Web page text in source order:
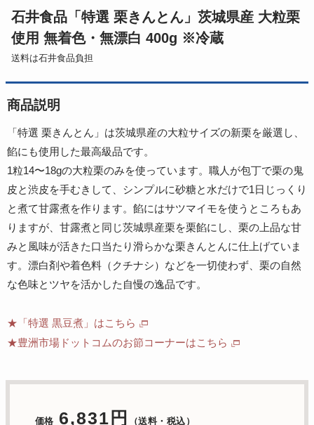
石井食品「特選 栗きんとん」茨城県産 大粒栗
使用 無着色・無漂白 400g ※冷蔵
送料は石井食品負担
商品説明
「特選 栗きんとん」は茨城県産の大粒サイズの新栗を厳選し、
餡にも使用した最高級品です。
1粒14〜18gの大粒栗のみを使っています。職人が包丁で栗の鬼
皮と渋皮を手むきして、シンプルに砂糖と水だけで1日じっくり
と煮て甘露煮を作ります。餡にはサツマイモを使うところもあ
りますが、甘露煮と同じ茨城県産栗を栗餡にし、栗の上品な甘
みと風味が活きた口当たり滑らかな栗きんとんに仕上げていま
す。漂白剤や着色料（クチナシ）などを一切使わず、栗の自然
な色味とツヤを活かした自慢の逸品です。
★「特選 黒豆煮」はこちら
★豊洲市場ドットコムのお節コーナーはこちら
価格 6,831円 （送料・税込）